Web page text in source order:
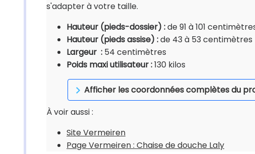
s'adapter à votre taille.
Hauteur (pieds-dossier) :de 91 à 101
Hauteur (pieds assise) :de 43 à 53 centimètres
Largeur : 54 centimètres
Poids maxi utilisateur :130 kilos
Afficher les coordonnées complètes du
À voir aussi :
Site Vermeiren
Page Vermeiren : Chaise de douche Laly